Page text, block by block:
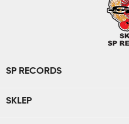
SP RECORDS
SKLEP